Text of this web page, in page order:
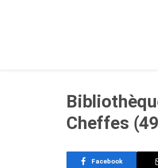
Cheffes
Facebook